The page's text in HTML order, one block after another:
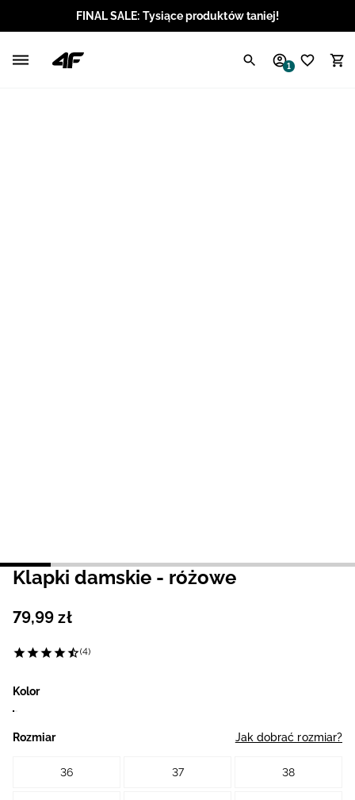
FINAL SALE: Tysiące produktów taniej!
1
Klapki damskie - różowe
79,99 zł
(4)
Kolor
Rozmiar Jak dobrać rozmiar?
36 37 38